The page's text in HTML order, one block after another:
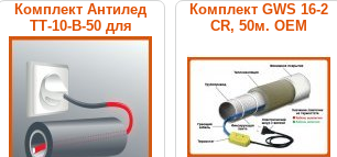
Комплект Антилед
ТТ-10-В-50 для
обогрева труб
Комплект GWS 16-2
CR, 50м. ОЕМ